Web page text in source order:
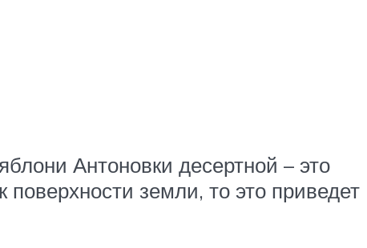
Антоновки десертной – это
поверхности земли, то это приведет